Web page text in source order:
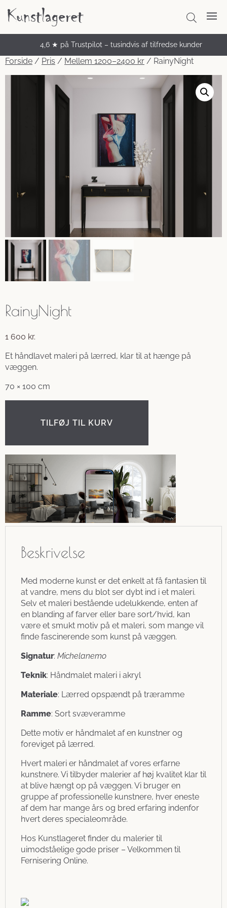
4,6 ★ på Trustpilot – tusindvis af tilfredse kunder
Unikke håndmalede malerier
Forside / Pris / Mellem 1200–2400 kr / RainyNight
RainyNight
1 600 kr.
Et håndlavet maleri på lærred, klar til at hænge på
væggen.
70 × 100 cm
TILFØJ TIL KURV
Beskrivelse
Med moderne kunst er det enkelt at få fantasien til
at vandre, mens du blot ser dybt ind i et maleri.
Selv et maleri bestående udelukkende, enten af
en blanding af farver eller bare sort/hvid, kan
være et smukt motiv på et maleri, som mange vil
finde fascinerende som kunst på væggen.
Signatur: Michelanemo
Teknik: Håndmalet maleri i akryl
Materiale: Lærred opspændt på træramme
Ramme: Sort svæveramme
Dette motiv er håndmalet af en kunstner og
foreviget på lærred.
Hvert maleri er håndmalet af vores erfarne
kunstnere. Vi tilbyder malerier af høj kvalitet klar til
at blive hængt op på væggen. Vi bruger en
gruppe af professionelle kunstnere, hver eneste
af dem har mange års og bred erfaring indenfor
hvert deres specialeområde.
Hos Kunstlageret finder du malerier til
uimodståelige gode priser – Velkommen til
Fernisering Online.